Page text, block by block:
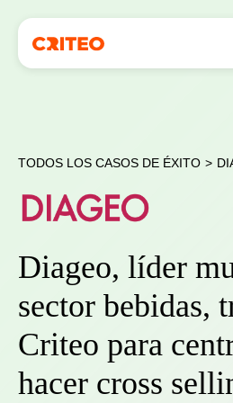
TODOS LOS CASOS DE ÉXITO >
Diageo, líder
sector bebidas,
Criteo para
hacer cross